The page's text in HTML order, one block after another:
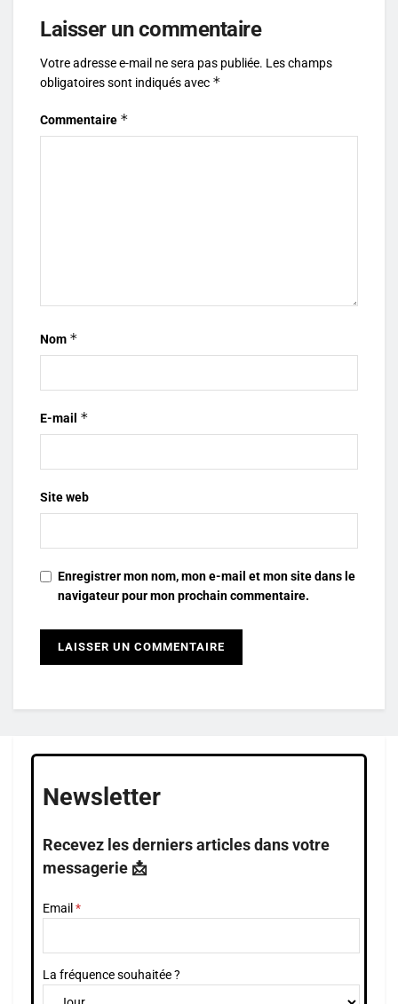
Laisser un commentaire
Votre adresse e-mail ne sera pas publiée. Les champs
obligatoires sont indiqués avec *
Commentaire *
Nom *
E-mail *
Site web
Enregistrer mon nom, mon e-mail et mon site dans le
navigateur pour mon prochain commentaire.
Newsletter
Recevez les derniers articles dans votre
messagerie 📩
Email
La fréquence souhaitée ?